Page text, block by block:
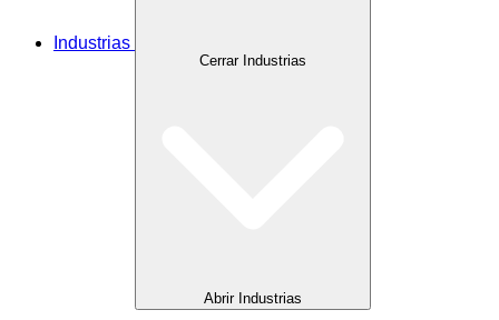
Industrias
Cerrar Industrias
Abrir Industrias